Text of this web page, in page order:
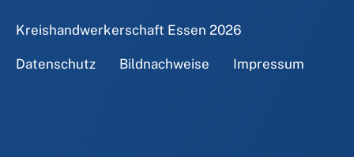
Kreishandwerkerschaft Essen 2026
Datenschutz Bildnachweise Impressum